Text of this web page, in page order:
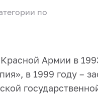
по
Армии в
в 1999 году –